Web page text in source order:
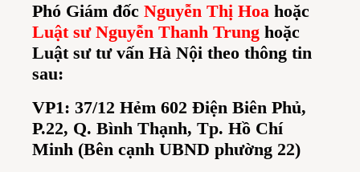
Phó Giám đốc Nguyễn Thị Hoa hoặc
Luật sư Nguyễn Thanh Trung hoặc
Luật sư tư vấn Hà Nội theo thông tin
sau:
VP1: 37/12 Hẻm 602 Điện Biên Phủ,
P.22, Q. Bình Thạnh, Tp. Hồ Chí
Minh (Bên cạnh UBND phường 22)